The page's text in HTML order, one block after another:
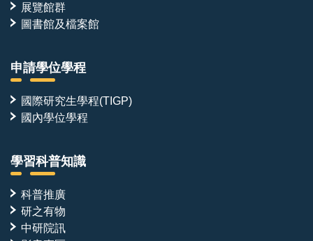
展覽館群
圖書館及檔案館
申請學位學程
國際研究生學程(TIGP)
國內學位學程
學習科普知識
科普推廣
研之有物
中研院訊